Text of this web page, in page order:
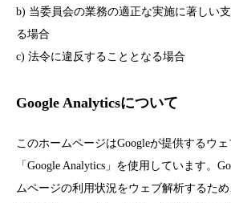
b) 当委員会の業務の適正な実施に著しい
る場合
c) 法令に違反することとなる場合
Google Analyticsについて
このホームページはGoogleが提供するウ
「Google Analytics」を使用しています。
ムページの利用状況をウェブ解析するた